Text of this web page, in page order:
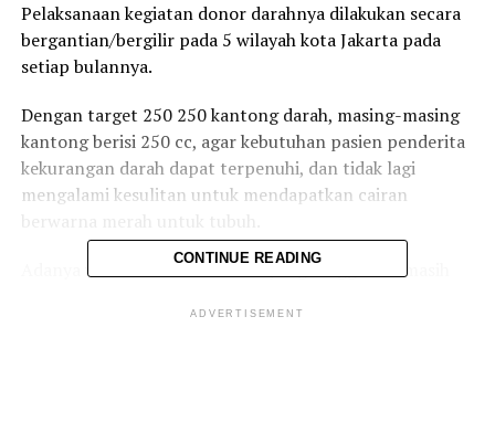
Pelaksanaan kegiatan donor darahnya dilakukan secara
bergantian/bergilir pada 5 wilayah kota Jakarta pada
setiap bulannya.
Dengan target 250 250 kantong darah, masing-masing
kantong berisi 250 cc, agar kebutuhan pasien penderita
kekurangan darah dapat terpenuhi, dan tidak lagi
mengalami kesulitan untuk mendapatkan cairan
Adanya wabah virus corona 19 yang hingga kini masih
program kerja, hingga mengganggu dalam segala sektor,
CONTINUE READING
ADVERTISEMENT